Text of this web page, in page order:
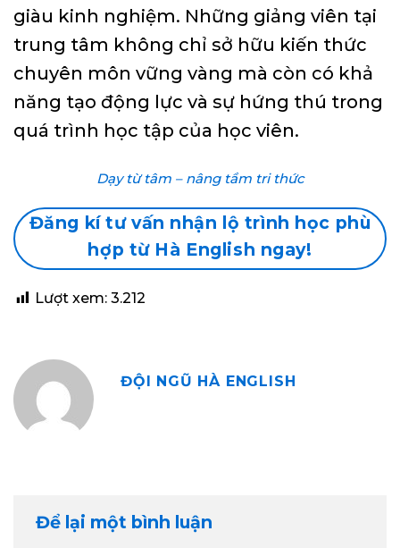
giàu kinh nghiệm. Những giảng viên tại
trung tâm không chỉ sở hữu kiến thức
chuyên môn vững vàng mà còn có khả
năng tạo động lực và sự hứng thú trong
quá trình học tập của học viên.
Dạy từ tâm – nâng tầm tri thức
Đăng kí tư vấn nhận lộ trình học phù
hợp từ Hà English ngay!
Lượt xem: 3.212
ĐỘI NGŨ HÀ ENGLISH
Để lại một bình luận